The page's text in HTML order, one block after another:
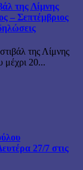
της Λίμνης
– Σεπτέμβριος
της Λίμνης
μέχρι 20...
27/7 στις